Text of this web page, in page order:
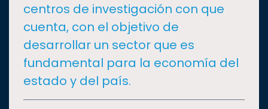
SUSTENTABILIDAD
TEMAS
centros de investigación con que
cuenta, con el objetivo de
desarrollar un sector que es
fundamental para la economía del
estado y del país.